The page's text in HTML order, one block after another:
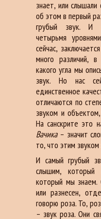
знает, или
об этом в первый
грубый звук. И
четырьмя
сейчас,
много различий,
какого угла мы
звук. Но нас
единственное
отличаются по
звуком и
На санскрите это
Вачика– значит
то, что этим звуком
И самый грубый
слышим, который
который мы знаем.
или разнесен,
говорю роза. То,
– звук роза. Они